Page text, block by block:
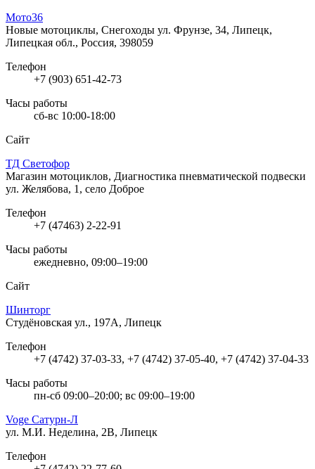
Мото36
Новые мотоциклы, Снегоходы ул. Фрунзе, 34, Липецк,
Липецкая обл., Россия, 398059
Телефон
+7 (903) 651-42-73
Часы работы
сб-вс 10:00-18:00
Сайт
ТД Светофор
Магазин мотоциклов, Диагностика пневматической подвески
ул. Желябова, 1, село Доброе
Телефон
+7 (47463) 2-22-91
Часы работы
ежедневно, 09:00–19:00
Сайт
Шинторг
Студёновская ул., 197А, Липецк
Телефон
+7 (4742) 37-03-33, +7 (4742) 37-05-40, +7 (4742) 37-04-33
Часы работы
пн-сб 09:00–20:00; вс 09:00–19:00
Voge Сатурн-Л
ул. М.И. Неделина, 2В, Липецк
Телефон